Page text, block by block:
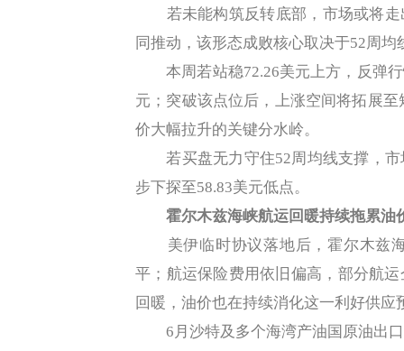
若未能构筑反转底部，市场或将走
同推动，该形态成败核心取决于52周均
本周若站稳72.26美元上方，反弹行
元；突破该点位后，上涨空间将拓展
价大幅拉升的关键分水岭。
若买盘无力守住52周均线支撑，市
步下探至58.83美元低点。
霍尔木兹海峡航运回暖持续拖累油
美伊临时协议落地后，霍尔木兹海
平；航运保险费用依旧偏高，部分航
回暖，油价也在持续消化这一利好供应
6月沙特及多个海湾产油国原油出口